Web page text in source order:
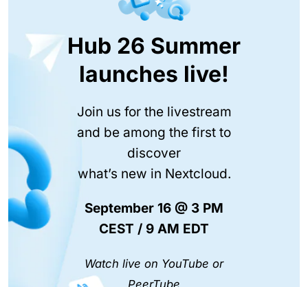
Hub 26 Summer
launches live!
Join us for the livestream
and be among the first to
discover
what’s new in Nextcloud.
September 16 @ 3 PM
CEST / 9 AM EDT
Watch live on YouTube or
PeerTube